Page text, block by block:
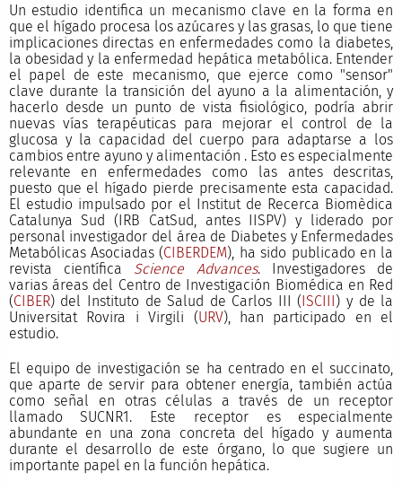
Un estudio identifica un mecanismo clave en la forma en
que el hígado procesa los azúcares y las grasas, lo que tiene
implicaciones directas en enfermedades como la diabetes,
la obesidad y la enfermedad hepática metabólica. Entender
el papel de este mecanismo, que ejerce como "sensor"
clave durante la transición del ayuno a la alimentación, y
hacerlo desde un punto de vista fisiológico, podría abrir
nuevas vías terapéuticas para mejorar el control de la
glucosa y la capacidad del cuerpo para adaptarse a los
cambios entre ayuno y alimentación . Esto es especialmente
relevante en enfermedades como las antes descritas,
puesto que el hígado pierde precisamente esta capacidad.
El estudio impulsado por el Institut de Recerca Biomèdica
Catalunya Sud (IRB CatSud, antes IISPV) y liderado por
personal investigador del área de Diabetes y Enfermedades
Metabólicas Asociadas (CIBERDEM), ha sido publicado en la
revista científica Science Advances. Investigadores de
varias áreas del Centro de Investigación Biomédica en Red
(CIBER) del Instituto de Salud de Carlos III (ISCIII) y de la
Universitat Rovira i Virgili (URV), han participado en el
estudio.
El equipo de investigación se ha centrado en el succinato,
que aparte de servir para obtener energía, también actúa
como señal en otras células a través de un receptor
llamado SUCNR1. Este receptor es especialmente
abundante en una zona concreta del hígado y aumenta
durante el desarrollo de este órgano, lo que sugiere un
importante papel en la función hepática.